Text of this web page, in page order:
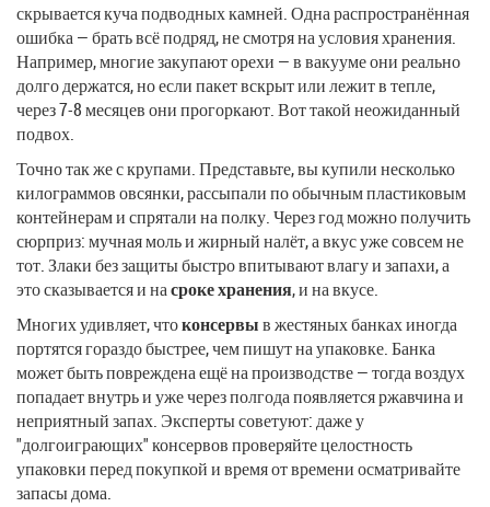
скрывается куча подводных камней. Одна распространённая
ошибка — брать всё подряд, не смотря на условия хранения.
Например, многие закупают орехи — в вакууме они реально
долго держатся, но если пакет вскрыт или лежит в тепле,
через 7-8 месяцев они прогоркают. Вот такой неожиданный
подвох.
Точно так же с крупами. Представьте, вы купили несколько
килограммов овсянки, рассыпали по обычным пластиковым
контейнерам и спрятали на полку. Через год можно получить
сюрприз: мучная моль и жирный налёт, а вкус уже совсем не
тот. Злаки без защиты быстро впитывают влагу и запахи, а
это сказывается и насроке хранения, и на вкусе.
Многих удивляет, чтоконсервыв жестяных банках иногда
портятся гораздо быстрее, чем пишут на упаковке. Банка
может быть повреждена ещё на производстве — тогда воздух
попадает внутрь и уже через полгода появляется ржавчина и
неприятный запах. Эксперты советуют: даже у
"долгоиграющих" консервов проверяйте целостность
упаковки перед покупкой и время от времени осматривайте
запасы дома.